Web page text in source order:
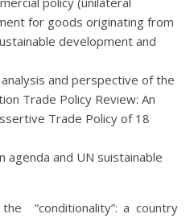
for goods originating from
development and
and perspective of the
Trade Policy Review: An
Trade Policy of 18
agenda and UN suistainable
“conditionality”: a country